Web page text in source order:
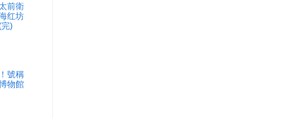
前衛
红坊
)
號稱
物館